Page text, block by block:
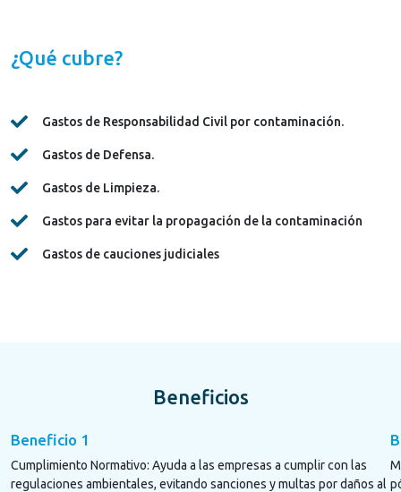
¿Qué cubre?
Gastos de Responsabilidad Civil por contaminación.
Gastos de Defensa.
Gastos de Limpieza.
Gastos para evitar la propagación de la contaminación
Gastos de cauciones judiciales
Beneficios
Beneficio 1
Cumplimiento Normativo: Ayuda a las empresas a cumplir con las
regulaciones ambientales, evitando sanciones y multas por daños al